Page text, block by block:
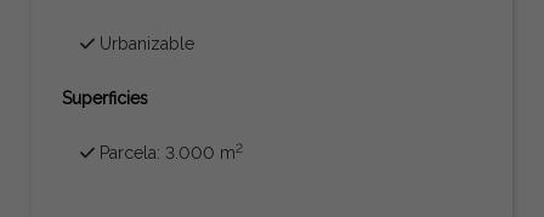
Urbanizable
Superficies
Parcela: 3.000 m2